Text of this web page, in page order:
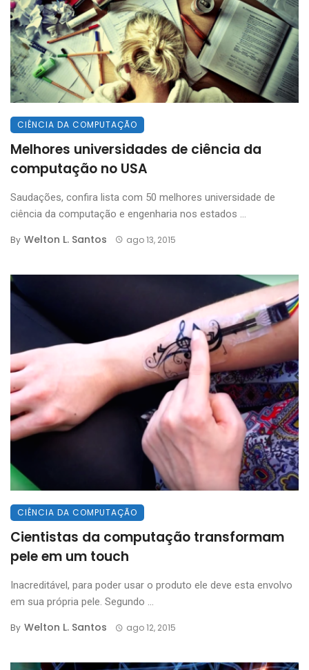
CIÊNCIA DA COMPUTAÇÃO
Melhores universidades de ciência da
computação no USA
Saudações, confira lista com 50 melhores universidade de
ciência da computação e engenharia nos estados ...
By Welton L. Santos ago 13, 2015
CIÊNCIA DA COMPUTAÇÃO
Cientistas da computação transformam
pele em um touch
Inacreditável, para poder usar o produto ele deve esta envolvo
em sua própria pele. Segundo ...
By Welton L. Santos ago 12, 2015